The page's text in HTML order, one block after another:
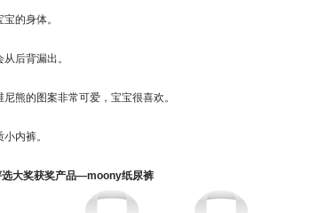
的身体。
后背漏出。
的图案非常可爱，宝宝很喜欢。
内裤。
选大奖获奖产品—moony纸尿裤